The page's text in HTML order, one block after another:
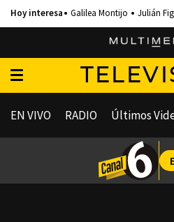
Galilea Montijo Julián
EN VIVO RADIO Últimos